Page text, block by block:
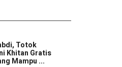
Totok
Khitan Gratis
Mampu ...